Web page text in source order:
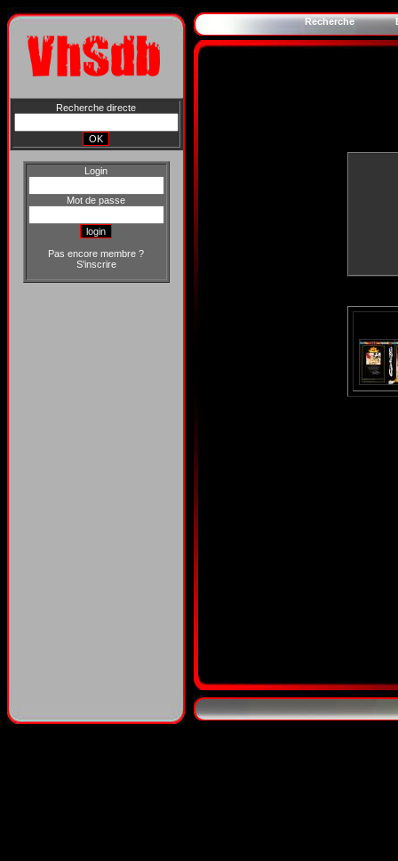
Recherche directe
Login
Mot de passe
Pas encore membre ?
S'inscrire
Recherche